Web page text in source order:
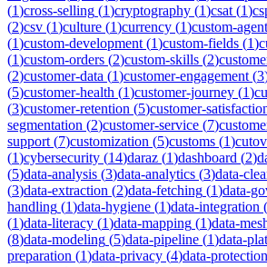
(1)cross-selling (1)cryptography (1)csat (1)
(2)csv (1)culture (1)currency (1)custom-
(1)custom-development (1)custom-fields (1)
(1)custom-orders (2)custom-skills (2)
(2)customer-data (1)customer-engagement (3
(5)customer-health (1)customer-journey (1)
(3)customer-retention (5)customer-
segmentation (2)customer-service (7)
support (7)customization (5)customs (1)
(1)cybersecurity (14)daraz (1)dashboard (2)
(5)data-analysis (3)data-analytics (3)data-
(3)data-extraction (2)data-fetching (1)data-
handling (1)data-hygiene (1)data-integration (
(1)data-literacy (1)data-mapping (1)data-
(8)data-modeling (5)data-pipeline (1)data-
preparation (1)data-privacy (4)data-protection